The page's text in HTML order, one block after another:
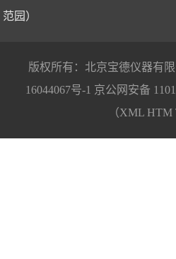
范园）
版权所有：北京宝德仪器有限
16044067号-1 京公网安备
（XML HTM